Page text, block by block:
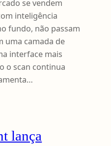
se vendem
inteligência
fundo, não passam
uma camada de
interface mais
o scan continua
lança